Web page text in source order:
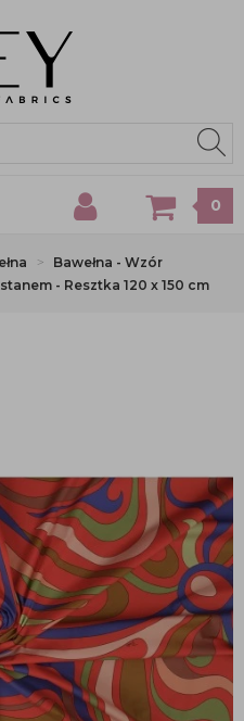
0
Bawełna - Wzór
- Resztka 120 x 150 cm